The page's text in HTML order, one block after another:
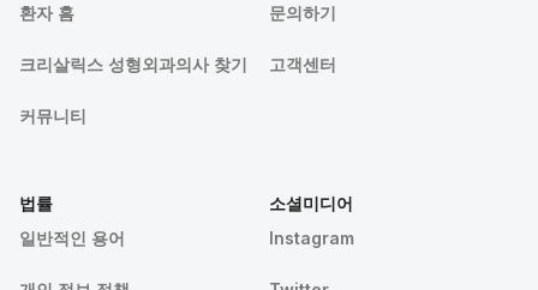
환자 홈
크리살릭스 성형외과의사 찾기
커뮤니티
문의하기
고객센터
법률
일반적인 용어
소셜미디어
Instagram